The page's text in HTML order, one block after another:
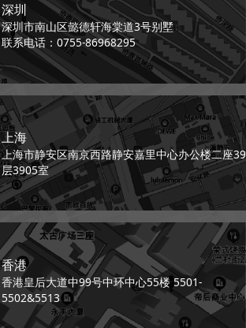
深圳
深圳市南山区懿德轩海棠道3号别墅
联系电话：0755-86968295
上海
上海市静安区南京西路静安嘉里中心办公楼二座39
层3905室
香港
香港皇后大道中99号中环中心55楼 5501-
5502&5513